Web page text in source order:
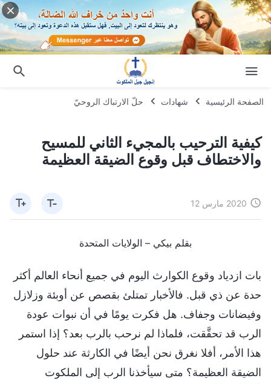
الصفحة الرئيسية شهادات حلّ الارتباك الروحيّ
كيفية الترحيب بالمجيء الثاني للمسيح
والاختطاف قبل وقوع الضيقة العظيمة
2020 مارس 12
بقلم بيكي – الولايات المتحدة
بات ازدياد وقوع الكوارث اليوم في جميع أنحاء العالم أكثر
حدة عن ذي قبل. فالأخبار تمتلئ بقصص عن أوبئة وزلازل
وفيضانات وجفاف. هل فكرت يومًا في أن نبوات عودة
الرب قد تحقَّقت، فلماذا لم نرحب بالرب بعد؟ إذا استمر
هذا الأمر، أفلا نغرق نحن أيضًا في الكارثة عند حلول
الضيقة العظيمة؟ متى سيأخذنا الرب إلى الملكوت